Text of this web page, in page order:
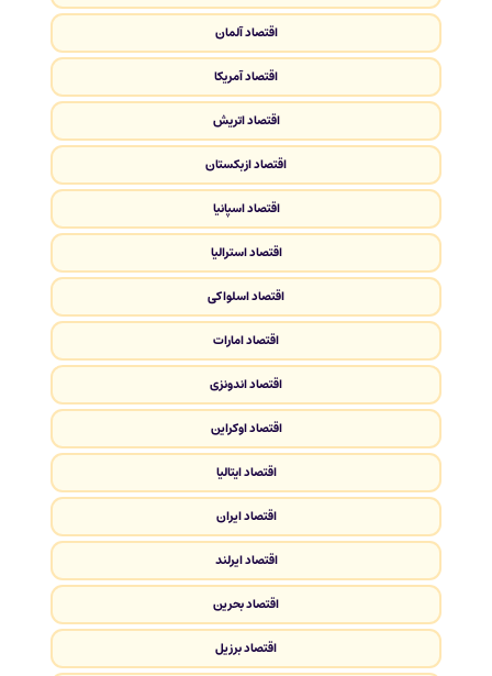
اقتصاد آلمان
اقتصاد آمریکا
اقتصاد اتریش
اقتصاد ازبکستان
اقتصاد اسپانیا
اقتصاد استرالیا
اقتصاد اسلواکی
اقتصاد امارات
اقتصاد اندونزی
اقتصاد اوکراین
اقتصاد ایتالیا
اقتصاد ایران
اقتصاد ایرلند
اقتصاد بحرین
اقتصاد برزیل